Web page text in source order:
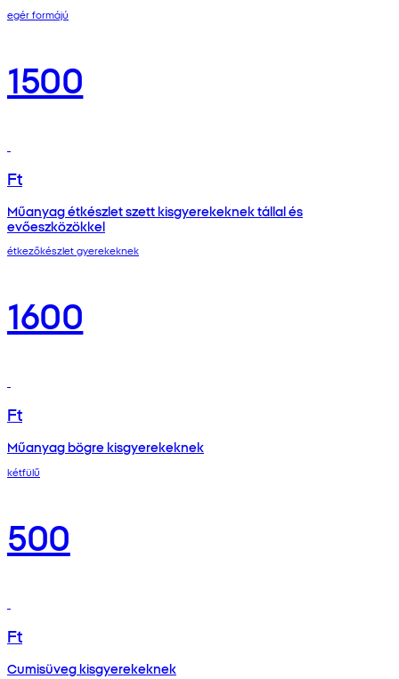
egér formájú
1500
Ft
Műanyag étkészlet szett kisgyerekeknek tállal és
evőeszközökkel
étkezőkészlet gyerekeknek
1600
Ft
Műanyag bögre kisgyerekeknek
kétfülű
500
Ft
Cumisüveg kisgyerekeknek